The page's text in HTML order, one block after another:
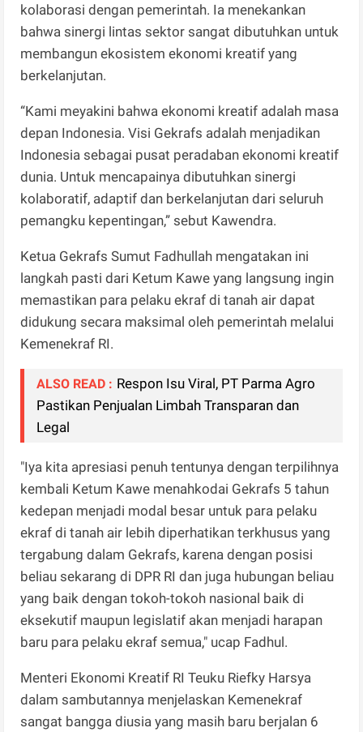
kolaborasi dengan pemerintah. Ia menekankan
bahwa sinergi lintas sektor sangat dibutuhkan untuk
membangun ekosistem ekonomi kreatif yang
berkelanjutan.
“Kami meyakini bahwa ekonomi kreatif adalah masa
depan Indonesia. Visi Gekrafs adalah menjadikan
Indonesia sebagai pusat peradaban ekonomi kreatif
dunia. Untuk mencapainya dibutuhkan sinergi
kolaboratif, adaptif dan berkelanjutan dari seluruh
pemangku kepentingan,” sebut Kawendra.
Ketua Gekrafs Sumut Fadhullah mengatakan ini
langkah pasti dari Ketum Kawe yang langsung ingin
memastikan para pelaku ekraf di tanah air dapat
didukung secara maksimal oleh pemerintah melalui
Kemenekraf RI.
ALSO READ : Respon Isu Viral, PT Parma Agro
Pastikan Penjualan Limbah Transparan dan
Legal
"Iya kita apresiasi penuh tentunya dengan terpilihnya
kembali Ketum Kawe menahkodai Gekrafs 5 tahun
kedepan menjadi modal besar untuk para pelaku
ekraf di tanah air lebih diperhatikan terkhusus yang
tergabung dalam Gekrafs, karena dengan posisi
beliau sekarang di DPR RI dan juga hubungan beliau
yang baik dengan tokoh-tokoh nasional baik di
eksekutif maupun legislatif akan menjadi harapan
baru para pelaku ekraf semua," ucap Fadhul.
Menteri Ekonomi Kreatif RI Teuku Riefky Harsya
dalam sambutannya menjelaskan Kemenekraf
sangat bangga diusia yang masih baru berjalan 6